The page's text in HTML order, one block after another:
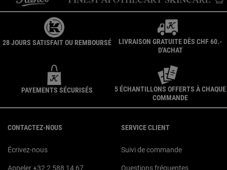
28 JOURS SATISFAIT OU REMBOURSÉ
LIVRAISON GRATUITE DÈS CHF 60.-
D'ACHAT
PAYEMENTS SÉCURISÉS
5 ÉCHANTILLONS OFFERTS À CHAQUE
COMMANDE
CONTACTEZ-NOUS
Écrivez-nous
Appeler +32 2 588 14 67
SERVICE CLIENT
Suivi de commande
Questions fréquentes